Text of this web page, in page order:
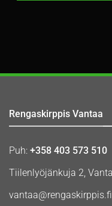
Rengaskirppis Vantaa
Puh: +358 403 573 510
Tiilenlyöjänkuja 2,
vantaa@rengaskirppis.fi